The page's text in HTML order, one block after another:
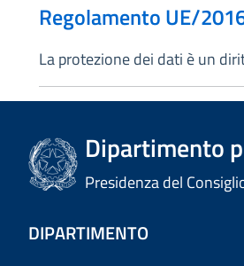
Regolamento UE/
La protezione dei dati è un
Dipartimento
Presidenza del
DIPARTIMENTO